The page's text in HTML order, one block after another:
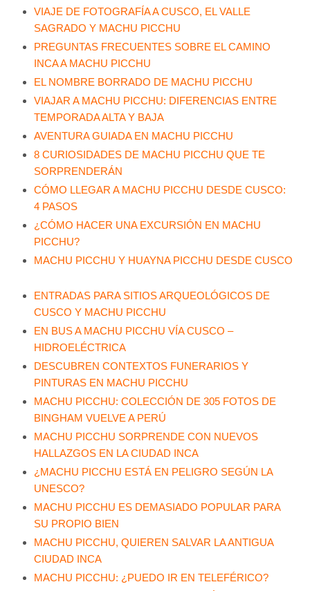
VIAJE DE FOTOGRAFÍA A CUSCO, EL VALLE
SAGRADO Y MACHU PICCHU
PREGUNTAS FRECUENTES SOBRE EL CAMINO
INCA A MACHU PICCHU
EL NOMBRE BORRADO DE MACHU PICCHU
VIAJAR A MACHU PICCHU: DIFERENCIAS ENTRE
TEMPORADA ALTA Y BAJA
AVENTURA GUIADA EN MACHU PICCHU
8 CURIOSIDADES DE MACHU PICCHU QUE TE
SORPRENDERÁN
CÓMO LLEGAR A MACHU PICCHU DESDE CUSCO:
4 PASOS
¿CÓMO HACER UNA EXCURSIÓN EN MACHU
PICCHU?
MACHU PICCHU Y HUAYNA PICCHU DESDE CUSCO
ENTRADAS PARA SITIOS ARQUEOLÓGICOS DE
CUSCO Y MACHU PICCHU
EN BUS A MACHU PICCHU VÍA CUSCO –
HIDROELÉCTRICA
DESCUBREN CONTEXTOS FUNERARIOS Y
PINTURAS EN MACHU PICCHU
MACHU PICCHU: COLECCIÓN DE 305 FOTOS DE
BINGHAM VUELVE A PERÚ
MACHU PICCHU SORPRENDE CON NUEVOS
HALLAZGOS EN LA CIUDAD INCA
¿MACHU PICCHU ESTÁ EN PELIGRO SEGÚN LA
UNESCO?
MACHU PICCHU ES DEMASIADO POPULAR PARA
SU PROPIO BIEN
MACHU PICCHU, QUIEREN SALVAR LA ANTIGUA
CIUDAD INCA
MACHU PICCHU: ¿PUEDO IR EN TELEFÉRICO?